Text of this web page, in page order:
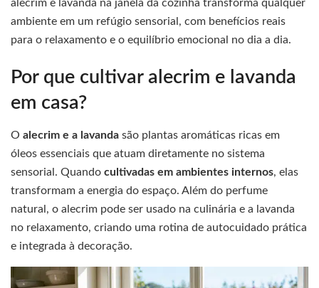
alecrim e lavanda na janela da cozinha transforma qualquer
ambiente em um refúgio sensorial, com benefícios reais
para o relaxamento e o equilíbrio emocional no dia a dia.
Por que cultivar alecrim e lavanda
em casa?
O alecrim e a lavanda são plantas aromáticas ricas em
óleos essenciais que atuam diretamente no sistema
sensorial. Quando cultivadas em ambientes internos, elas
transformam a energia do espaço. Além do perfume
natural, o alecrim pode ser usado na culinária e a lavanda
no relaxamento, criando uma rotina de autocuidado prática
e integrada à decoração.